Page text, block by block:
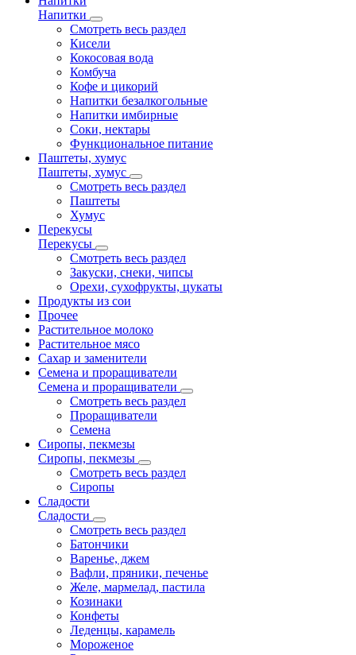
Напитки
Смотреть весь раздел
Кисели
Кокосовая вода
Комбуча
Кофе и цикорий
Напитки безалкогольные
Напитки имбирные
Соки, нектары
Функциональное питание
Паштеты, хумус
Паштеты, хумус
Смотреть весь раздел
Паштеты
Хумус
Перекусы
Перекусы
Смотреть весь раздел
Закуски, снеки, чипсы
Орехи, сухофрукты, цукаты
Продукты из сои
Прочее
Растительное молоко
Растительное мясо
Сахар и заменители
Семена и проращиватели
Семена и проращиватели
Смотреть весь раздел
Проращиватели
Семена
Сиропы, пекмезы
Сиропы, пекмезы
Смотреть весь раздел
Сиропы
Сладости
Сладости
Смотреть весь раздел
Батончики
Варенье, джем
Вафли, пряники, печенье
Желе, мармелад, пастила
Козинаки
Конфеты
Леденцы, карамель
Мороженое